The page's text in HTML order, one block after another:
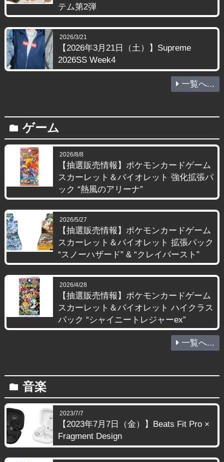
テム第2弾
2026/3/21
【2026年3月21日（土）】Supreme
2026SS Week4
一覧へ...
folder ゲーム
2026/8/8
【抽選販売情報】ポケモンカードゲーム
スカーレット＆バイオレット 強化拡張パ
ック “熱風のアリーナ”
2026/5/27
【抽選販売情報】ポケモンカードゲーム
スカーレット＆バイオレット 拡張パック
“スノーハザード” & “クレイバースト”
2026/4/28
【抽選販売情報】ポケモンカードゲーム
スカーレット＆バイオレット ハイクラス
パック “シャイニートレジャーex”
一覧へ...
folder 音楽
2023/7/7
【2023年7月7日（金）】Beats Fit Pro ×
Fragment Design